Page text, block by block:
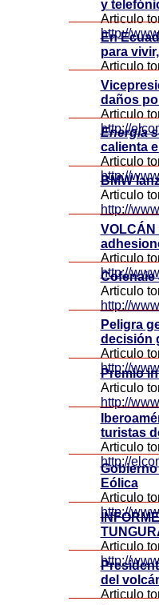
BMW
Articulo
http://
Articulo
http://
Cofenaie
Articulo
http://
Peligra
decisión
Articulo
http://
Articulo
http://
del
Articulo
Premio
Articulo
http://
turistas
Articulo
http://
Eólica
Articulo
http://
Energía
calienta
Articulo
http://
daños
Articulo
http://
En
para
Articulo
y
Articulo
http://